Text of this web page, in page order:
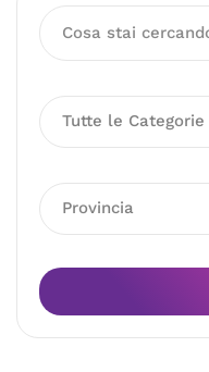
Tutte le Categorie
Provincia